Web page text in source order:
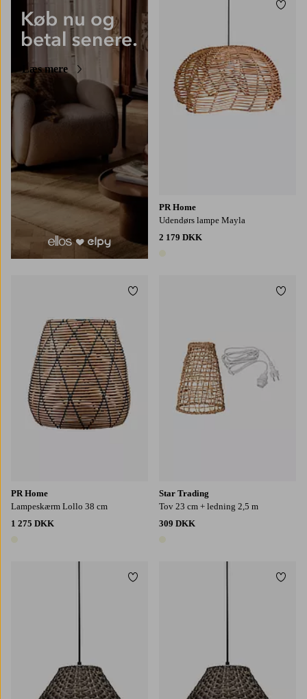
Læs mere
PR Home
Udendørs lampe Mayla
2 179 DKK
PR Home
Lampeskærm Lollo 38 cm
1 275 DKK
Tilføj til favoritter
Star Trading
Tov 23 cm + ledning 2,5 m
309 DKK
Tilføj til favoritter